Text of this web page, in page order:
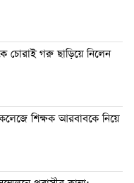
চোরাই গরু ছাড়িয়ে নিলেন
শিক্ষক আরবাবকে নিয়ে